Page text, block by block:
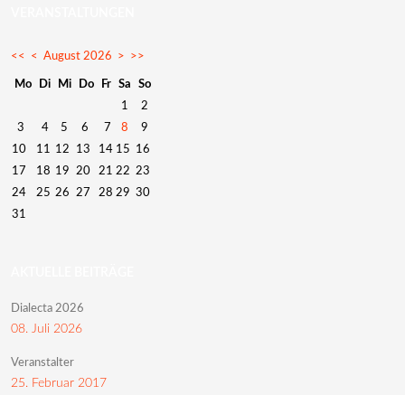
<< < August 2026 > >>
Mo Di Mi Do Fr Sa
So
1
2
3
4 5 6 7 8
9
10
11 12 13 14 15
16
17
18 19 20 21 22 23
24
25 26 27 28 29 30
31
Dialecta 2026
08. Juli 2026
Veranstalter
25. Februar 2017